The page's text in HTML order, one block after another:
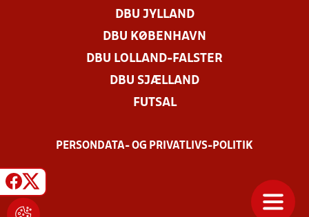
DBU JYLLAND
DBU KØBENHAVN
DBU LOLLAND-FALSTER
DBU SJÆLLAND
FUTSAL
PERSONDATA- OG PRIVATLIVS-POLITIK